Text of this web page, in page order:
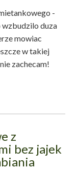
-
duza
mowiac
w takiej
zachecam!
z
bez jajek